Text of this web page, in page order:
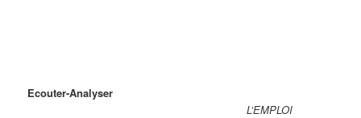
Ecouter-Analyser
L’EMPLOI